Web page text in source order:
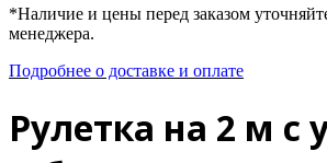
*Наличие и цены перед заказом
менеджера.
Подробнее о доставке и оплате
Рулетка на 2 м с